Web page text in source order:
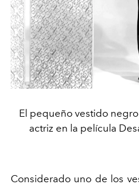
El pequeño vestido
actriz en la película
Considerado uno de los